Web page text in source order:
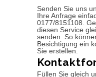
Senden Sie uns
Ihre Anfrage
0177/8151108.
diesen Service
senden. So
Besichtigung ein
Sie erstellen.
Füllen Sie gleich